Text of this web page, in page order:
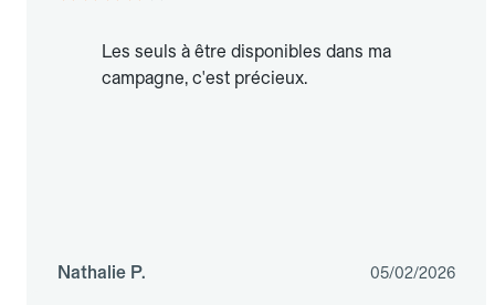
Les seuls à être disponibles dans ma
campagne, c'est précieux.
Nathalie P. 05/02/2026